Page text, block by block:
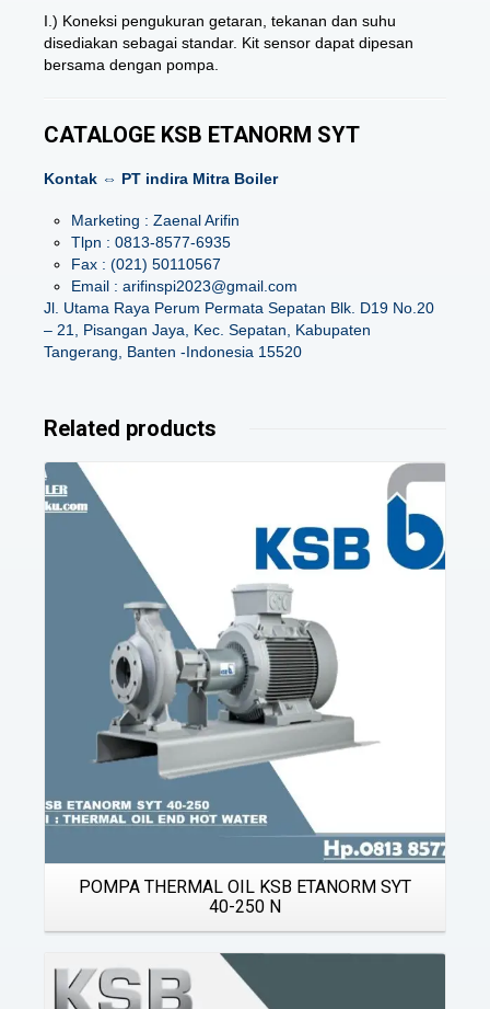
I.) Koneksi pengukuran getaran, tekanan dan suhu
disediakan sebagai standar. Kit sensor dapat dipesan
bersama dengan pompa.
CATALOGE KSB ETANORM SYT
Kontak ⇔ PT indira Mitra Boiler
Marketing : Zaenal Arifin
Tlpn : 0813-8577-6935
Fax : (021) 50110567
Email : arifinspi2023@gmail.com
Jl. Utama Raya Perum Permata Sepatan Blk. D19 No.20
– 21, Pisangan Jaya, Kec. Sepatan, Kabupaten
Tangerang, Banten -Indonesia 15520
Related products
Details
POMPA THERMAL OIL KSB ETANORM SYT
40-250 N